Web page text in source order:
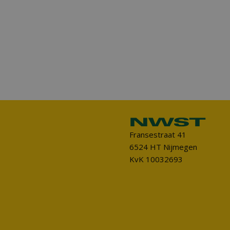
Fransestraat 41
6524 HT Nijmegen
KvK 10032693